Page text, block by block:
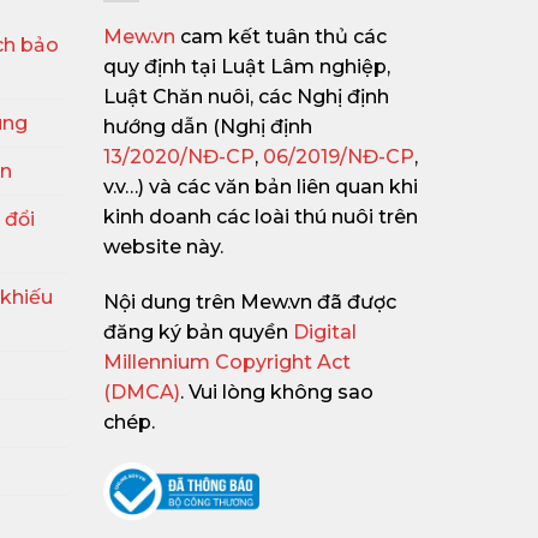
bảo
đổi
Mew.vn cam kết tuân thủ các
quy định tại Luật Lâm nghiệp,
Luật Chăn nuôi, các Nghị định
hướng dẫn (Nghị định
13/2020/NĐ-CP, 06/2019/NĐ-CP,
v.v…) và các văn bản liên quan khi
kinh doanh các loài thú nuôi trên
website này.
Nội dung trên Mew.vn đã được
đăng ký bản quyền Digital
Millennium Copyright Act
(DMCA). Vui lòng không sao
chép.